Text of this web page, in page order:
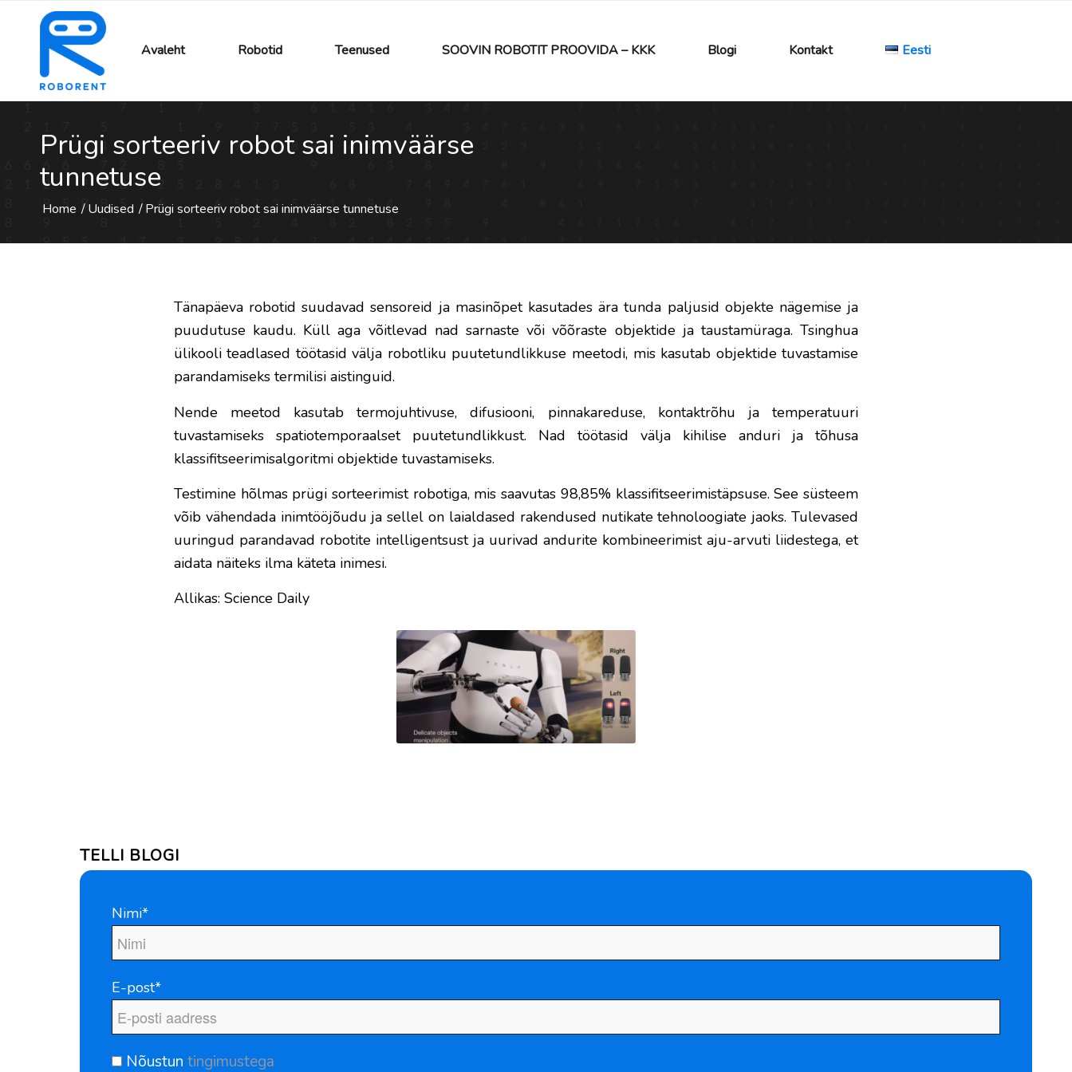
Avaleht Robotid Teenused SOOVIN ROBOTIT PROOVIDA – KKK Blogi Kontakt Eesti
Prügi sorteeriv robot sai inimväärse
tunnetuse
Home /Uudised /Prügi sorteeriv robot sai inimväärse tunnetuse
Tänapäeva robotid suudavad sensoreid ja masinõpet kasutades ära tunda paljusid objekte nägemise ja
puudutuse kaudu. Küll aga võitlevad nad sarnaste või võõraste objektide ja taustamüraga. Tsinghua
ülikooli teadlased töötasid välja robotliku puutetundlikkuse meetodi, mis kasutab objektide tuvastamise
parandamiseks termilisi aistinguid.
Nende meetod kasutab termojuhtivuse, difusiooni, pinnakareduse, kontaktrõhu ja temperatuuri
tuvastamiseks spatiotemporaalset puutetundlikkust. Nad töötasid välja kihilise anduri ja tõhusa
klassifitseerimisalgoritmi objektide tuvastamiseks.
Testimine hõlmas prügi sorteerimist robotiga, mis saavutas 98,85% klassifitseerimistäpsuse. See süsteem
võib vähendada inimtööjõudu ja sellel on laialdased rakendused nutikate tehnoloogiate jaoks. Tulevased
uuringud parandavad robotite intelligentsust ja uurivad andurite kombineerimist aju-arvuti liidestega, et
aidata näiteks ilma käteta inimesi.
Allikas: Science Daily
TELLI BLOGI
Nimi*
E-post*
Nõustun tingimustega